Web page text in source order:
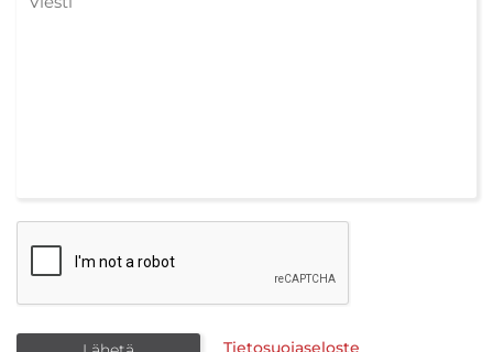
Tietosuojaseloste